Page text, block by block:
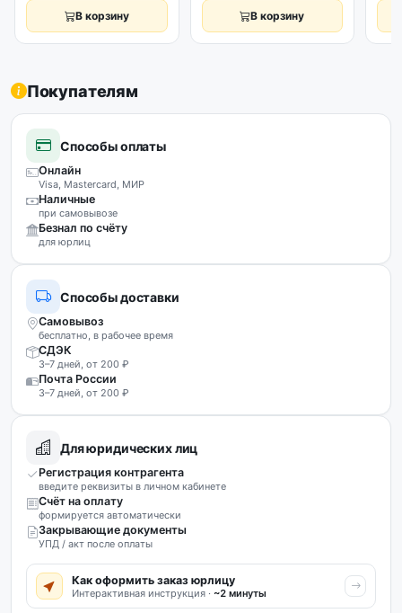
В корзину В корзину
Покупателям
Способы оплаты
Онлайн
Visa, Mastercard, МИР
Наличные
при самовывозе
Безнал по счёту
для юрлиц
Способы доставки
Самовывоз
бесплатно, в рабочее время
СДЭК
3–7 дней, от 200 ₽
Почта России
3–7 дней, от 200 ₽
Для юридических лиц
Регистрация контрагента
введите реквизиты в личном кабинете
Счёт на оплату
формируется автоматически
Закрывающие документы
УПД / акт после оплаты
Как оформить заказ юрлицу
Интерактивная инструкция · ~2 минуты